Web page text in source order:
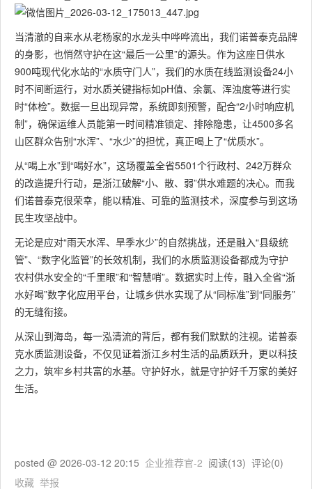
当清澈的自来水从老杨家的水龙头中哗哗流出，我们诺普泰克品牌
的身影，也悄然守护在这“最后一公里”的源头。 作为这座日供水
900吨现代化水站的“水质守门人”，我们的水质在线监测设备24小
时不间断运行，对水质关键指标如pH值、余氯、浑浊度等进行实
时“体检”。数据一旦出现异常，系统即刻预警，配合“2小时响应机
制”，确保运维人员能第一时间精准锁定、排除隐患，让4500多名
山区群众告别“水浑”、“水少”的担忧，真正喝上了“优质水”。
从“喝上水”到“喝好水”，这场覆盖全省5501个行政村、242万群众
的改造提升行动，是浙江破解“小、散、弱”供水难题的决心。而我
们诺普泰克很荣幸，能以精准、可靠的监测技术，深度参与到这场
民生攻坚战中。
无论是应对“雨天水浑、旱季水少”的自然挑战，还是融入“县级统
管”、“数字化监管”的长效机制，我们的水质监测设备都成为守护
农村供水安全的“千里眼”和“智慧哨”。数据实时上传，融入全省“浙
水好喝”数字化应用平台，让城乡供水实现了从“同标准”到“同服务”
的无缝衔接。
从深山到海岛，每一泓清流的背后，都有我们默默的注视。诺普泰
克水质监测设备，不仅见证着浙江乡村生活的品质跃升，更以科技
之力，筑牢乡村共富的水基。守护好水，就是守护好千万家的美好
生活。
posted @ 2026-03-12 20:15 企业推荐官-2 阅读(13) 评论(0)
收藏 举报